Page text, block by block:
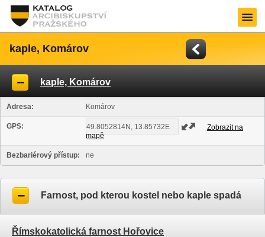
kaple, Komárov
kaple, Komárov
Adresa: Komárov
GPS:
Zobrazit na
mapě
Bezbariérový přístup: ne
Farnost, pod kterou kostel nebo kaple spadá
Římskokatolická farnost Hořovice